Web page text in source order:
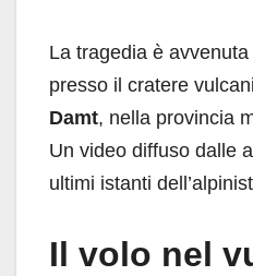
La tragedia è
presso il cratere
Damt, nella provincia
Un video diffuso dalle
ultimi istanti
Il volo nel